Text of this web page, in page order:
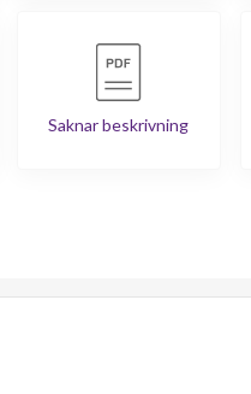
Saknar beskrivning